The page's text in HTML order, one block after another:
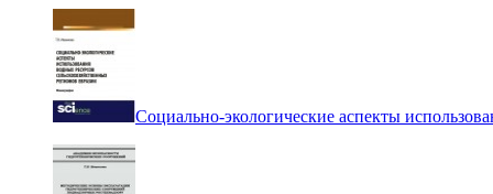
Социально-экологические аспекты